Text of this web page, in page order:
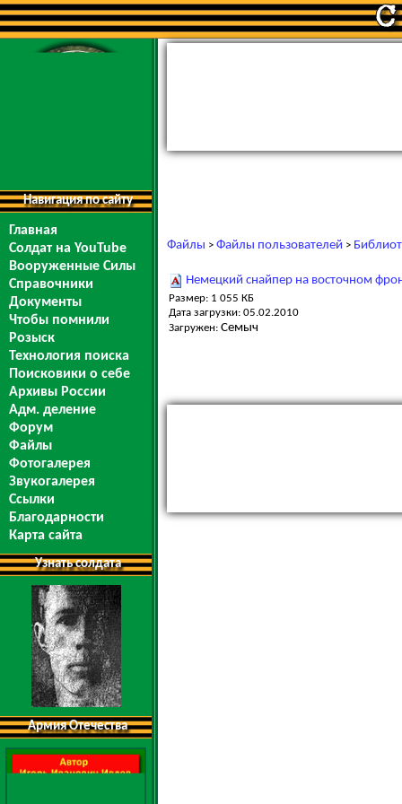
Навигация по сайту
Главная
Солдат на YouTube
Вооруженные Силы
Справочники
Документы
Чтобы помнили
Розыск
Технология поиска
Поисковики о себе
Архивы России
Адм. деление
Форум
Файлы
Фотогалерея
Звукогалерея
Ссылки
Благодарности
Карта сайта
Узнать солдата
Армия Отечества
Файлы > Файлы пользователей >
Немецкий снайпер на восточном
Размер: 1 055 КБ
Дата загрузки: 05.02.2010
Загружен: Семыч